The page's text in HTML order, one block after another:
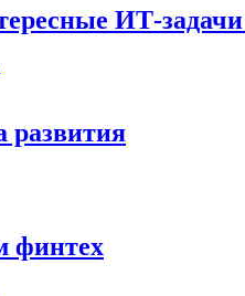
ИТ-задачи
развития
финтех